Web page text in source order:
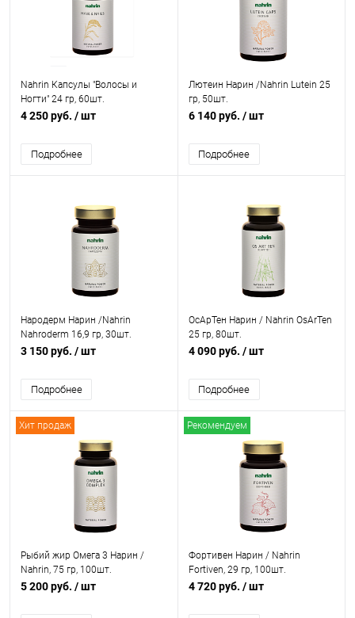
Nahrin Капсулы "Волосы и
Ногти" 24 гр, 60шт.
4 250 руб. / шт
Подробнее
Лютеин Нарин /Nahrin Lutein 25
гр, 50шт.
6 140 руб. / шт
Подробнее
Народерм Нарин /Nahrin
Nahroderm 16,9 гр, 30шт.
3 150 руб. / шт
Подробнее
ОсАрТен Нарин / Nahrin OsArTen
25 гр, 80шт.
4 090 руб. / шт
Подробнее
Хит продаж
Рыбий жир Омега 3 Нарин /
Nahrin, 75 гр, 100шт.
5 200 руб. / шт
Рекомендуем
Фортивен Нарин / Nahrin
Fortiven, 29 гр, 100шт.
4 720 руб. / шт